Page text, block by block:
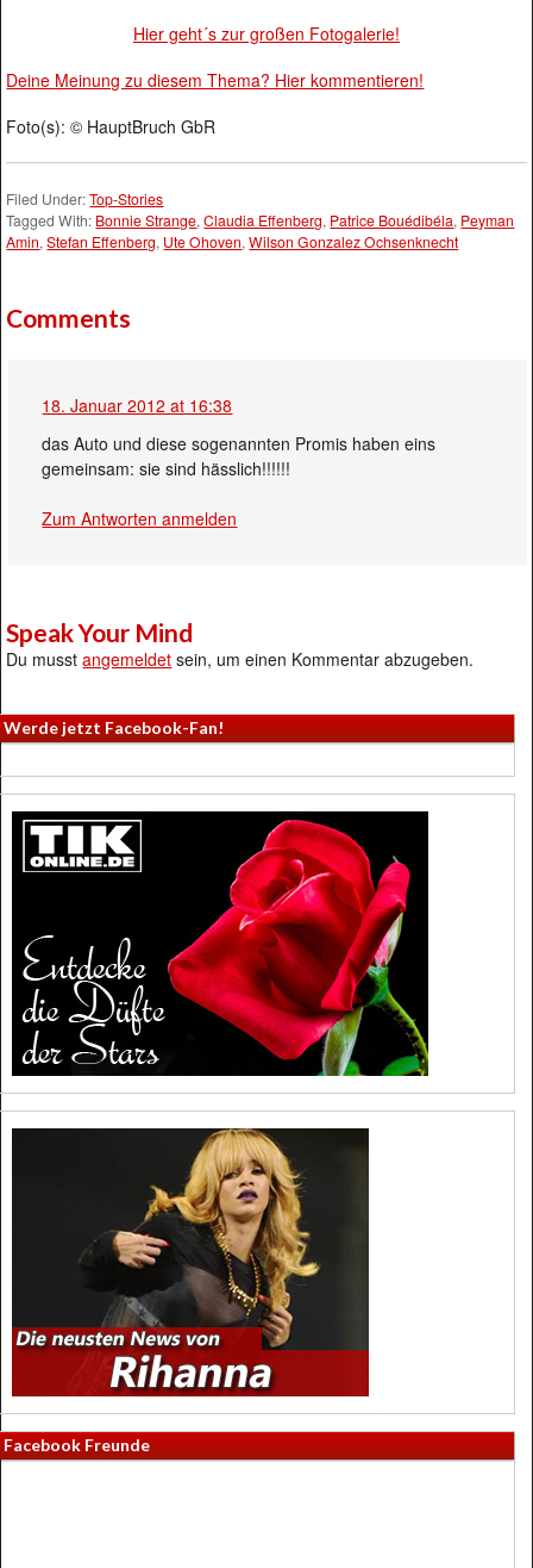
Hier geht´s zur großen Fotogalerie!
Deine Meinung zu diesem Thema? Hier kommentieren!
Foto(s): © HauptBruch GbR
Filed Under:Top-Stories
Tagged With: Bonnie Strange,Claudia Effenberg, Patrice Bouédibéla, Peyman
Amin,Stefan Effenberg, Ute Ohoven,Wilson Gonzalez Ochsenknecht
Comments
18. Januar 2012 at 16:38
das Auto und diese sogenannten Promis haben eins
gemeinsam: sie sind hässlich!!!!!!
Zum Antworten anmelden
Speak Your Mind
Du musstangemeldet sein, um einen Kommentar abzugeben.
Werde jetzt Facebook-Fan!
Facebook Freunde